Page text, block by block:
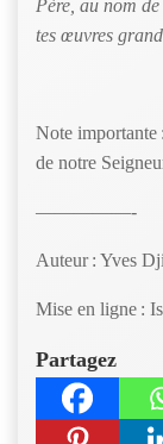
Père, au nom
tes œuvres
Note importante
de notre
—————-
Auteur : Yves
Mise en ligne :
Partagez